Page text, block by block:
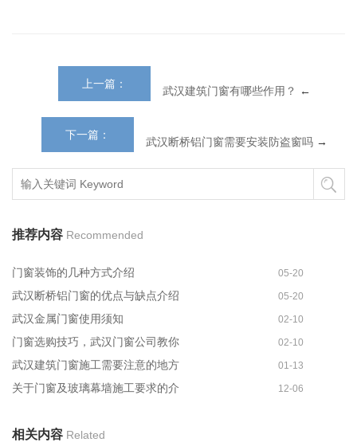
上一篇：
武汉建筑门窗有哪些作用？ ←
下一篇：
武汉断桥铝门窗需要安装防盗窗吗 →
推荐内容 Recommended
门窗装饰的几种方式介绍 05-20
武汉断桥铝门窗的优点与缺点介绍 05-20
武汉金属门窗使用须知 02-10
门窗选购技巧，武汉门窗公司教你 02-10
武汉建筑门窗施工需要注意的地方 01-13
关于门窗及玻璃幕墙施工要求的介 12-06
相关内容 Related